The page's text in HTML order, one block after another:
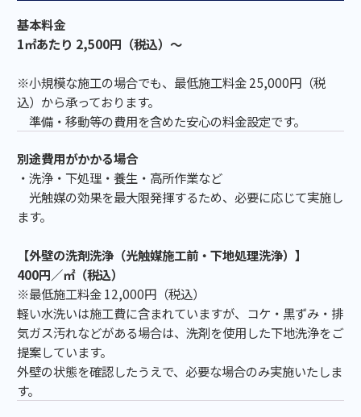
基本料金
1㎡あたり 2,500円（税込）～
※小規模な施工の場合でも、最低施工料金 25,000円（税
込）から承っております。
準備・移動等の費用を含めた安心の料金設定です。
別途費用がかかる場合
・洗浄・下処理・養生・高所作業など
光触媒の効果を最大限発揮するため、必要に応じて実施し
ます。
【外壁の洗剤洗浄（光触媒施工前・下地処理洗浄）】
400円／㎡（税込）
※最低施工料金 12,000円（税込）
軽い水洗いは施工費に含まれていますが、コケ・黒ずみ・排
気ガス汚れなどがある場合は、洗剤を使用した下地洗浄をご
提案しています。
外壁の状態を確認したうえで、必要な場合のみ実施いたしま
す。